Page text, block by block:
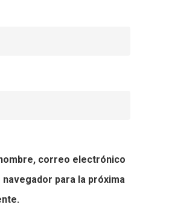
correo electrónico
para la próxima